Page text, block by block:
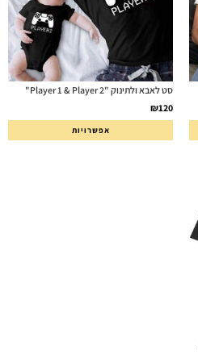
סט לאבא ולתינוק "Player 1 & Player 2"
₪120
אפשרויות